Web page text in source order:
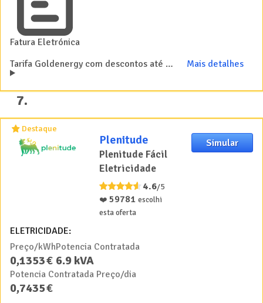
Fatura Eletrónica
Tarifa Goldenergy com descontos até 12% na luz e gás e isenção do termo fixo do gás Mais detalhes
7.
Destaque
Plenitude
Plenitude Fácil
Eletricidade
ELETRICIDADE:
Preço/kWh
0,1353€
Potencia Contratada
6.9 kVA
Potencia Contratada Preço/dia
0,7435€
4.6/5
❤️ 59781 escolhi
esta oferta
Simular